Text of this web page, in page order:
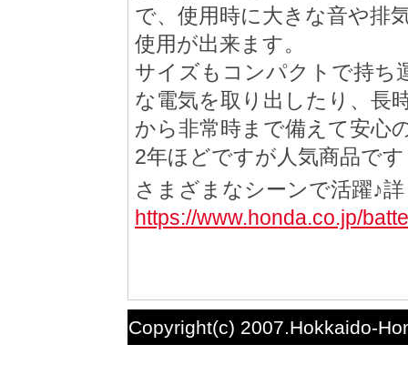
で、使用時に大きな音や排
使用が出来ます。
サイズもコンパクトで持ち
な電気を取り出したり、長
から非常時まで備えて安心
2年ほどですが人気商品で
さまざまなシーンで活躍♪
https://www.honda.co.jp/
Copyright(c) 2007.Hokkaido-